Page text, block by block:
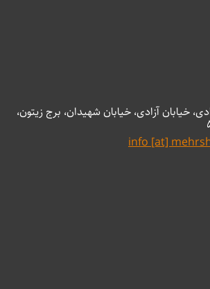
خیابان آزادی، خیابان شهیدان، برج زیتون،
info [at]